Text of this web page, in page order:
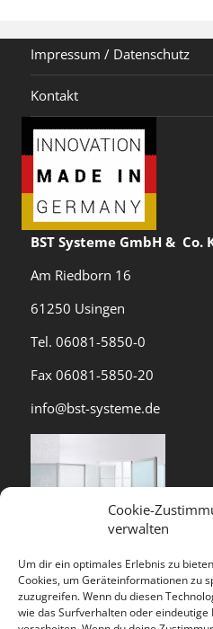
Cookie-
verwalten
Um dir ein optimales Erlebnis zu
Cookies, um Geräteinformationen zu
zuzugreifen. Wenn du diesen
wie das Surfverhalten oder eindeutige
Impressum / Datenschutz
Kontakt
BST Systeme GmbH & Co.
Am Riedborn 16
61250 Usingen
Tel. 06081-5850-0
Fax 06081-5850-20
info@bst-systeme.de